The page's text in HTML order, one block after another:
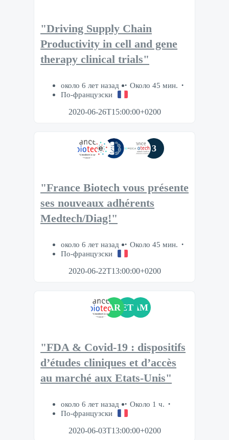
"Driving Supply Chain
Productivity in cell and gene
therapy clinical trials"
около 6 лет назад
Около 45 мин.
По-французски
2020-06-26T15:00:00+0200
3
"France Biotech vous présente
ses nouveaux adhérents
Medtech/Diag!"
около 6 лет назад
Около 45 мин.
По-французски
2020-06-22T13:00:00+0200
AR ETAM
"FDA & Covid-19 : dispositifs
d’études cliniques et d’accès
au marché aux Etats-Unis"
около 6 лет назад
Около 1 ч.
По-французски
2020-06-03T13:00:00+0200